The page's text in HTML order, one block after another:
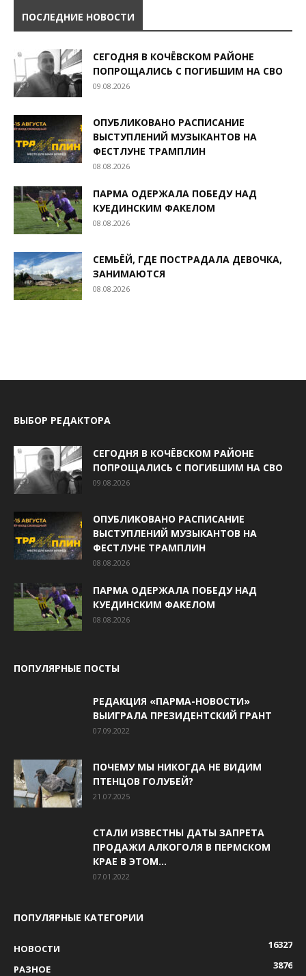
ПОСЛЕДНИЕ НОВОСТИ
СЕГОДНЯ В КОЧЁВСКОМ РАЙОНЕ
ПОПРОЩАЛИСЬ С ПОГИБШИМ НА СВО
09.08.2026
ОПУБЛИКОВАНО РАСПИСАНИЕ
ВЫСТУПЛЕНИЙ МУЗЫКАНТОВ НА
ФЕСТЛУНЕ ТРАМПЛИН
08.08.2026
ПАРМА ОДЕРЖАЛА ПОБЕДУ НАД
КУЕДИНСКИМ ФАКЕЛОМ
08.08.2026
СЕМЬЁЙ, ГДЕ ПОСТРАДАЛА ДЕВОЧКА,
ЗАНИМАЮТСЯ
08.08.2026
ВЫБОР РЕДАКТОРА
СЕГОДНЯ В КОЧЁВСКОМ РАЙОНЕ
ПОПРОЩАЛИСЬ С ПОГИБШИМ НА СВО
09.08.2026
ОПУБЛИКОВАНО РАСПИСАНИЕ
ВЫСТУПЛЕНИЙ МУЗЫКАНТОВ НА
ФЕСТЛУНЕ ТРАМПЛИН
08.08.2026
ПАРМА ОДЕРЖАЛА ПОБЕДУ НАД
КУЕДИНСКИМ ФАКЕЛОМ
08.08.2026
ПОПУЛЯРНЫЕ ПОСТЫ
РЕДАКЦИЯ «ПАРМА-НОВОСТИ»
ВЫИГРАЛА ПРЕЗИДЕНТСКИЙ ГРАНТ
07.09.2022
ПОЧЕМУ МЫ НИКОГДА НЕ ВИДИМ
ПТЕНЦОВ ГОЛУБЕЙ?
21.07.2025
СТАЛИ ИЗВЕСТНЫ ДАТЫ ЗАПРЕТА
ПРОДАЖИ АЛКОГОЛЯ В ПЕРМСКОМ
КРАЕ В ЭТОМ...
07.01.2022
ПОПУЛЯРНЫЕ КАТЕГОРИИ
НОВОСТИ
16327
РАЗНОЕ
3876